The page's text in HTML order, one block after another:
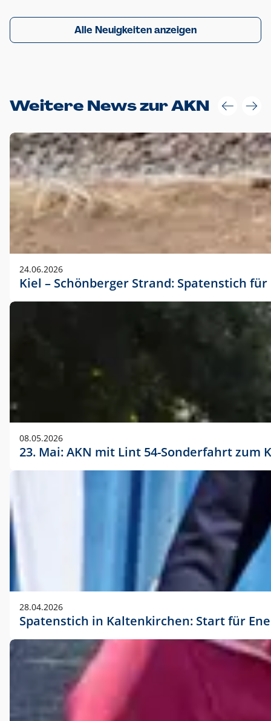
Alle Neuigkeiten anzeigen
Weitere News zur AKN
24.06.2026
Kiel – Schönberger Strand: Spatenstich
08.05.2026
23. Mai: AKN mit Lint 54-Sonderfahrt
28.04.2026
Spatenstich in Kaltenkirchen: Start für